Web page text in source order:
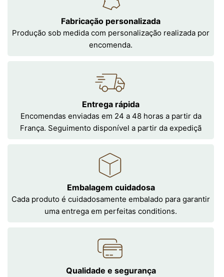
Fabricação personalizada
Produção sob medida com personalização realizada por
encomenda.
Entrega rápida
Encomendas enviadas em 24 a 48 horas a partir da
França. Seguimento disponível a partir da expediçã
Embalagem cuidadosa
Cada produto é cuidadosamente embalado para garantir
uma entrega em perfeitas conditions.
Qualidade e segurança